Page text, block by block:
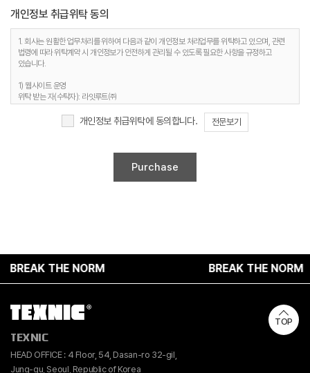
1) 문의사항 등록 시 수집항목
사용자 식별, 사용자 문의 대응, 제안·불만·AS처리 등의 민원처리, 공지사항 전달
2) 웹사이트 이용과정에서 자동 생성되어 수집되는 항목
접속빈도 파악 및 서비스 이용 통계 수집 등 사용자 서비스 이용 분석을 통한 안정적 서비스 운영
및 품질 향상
3. 개인정보 보유기간
정보주체 개인정보는 원칙적으로 개인정보의 수집 및 이용목적이 달성되면 지체 없이
파기합니다. 단, 다음의 정보에 대해서는 아래의 이유로 명시한 기간 동안 보존합니다.
1) 문의사항 등록 시 수집항목
보유 이유 : 사용자 식별, 사용자 문의 대응, 민원처리, 공지사항 전달
2) 웹사이트 이용과정에서 자동 생성되어 수집되는 항목
보유 이유 : 접속빈도 파악 및 서비스 이용 통계 수집
개인정보 취급위탁 동의
1. 회사는 원활한 업무처리를 위하여 다음과 같이 개인정보 처리업무를 위탁하고 있으며, 관련
법령에 따라 위탁계약 시 개인정보가 안전하게 관리될 수 있도록 필요한 사항을 규정하고
있습니다.
1) 웹사이트 운영
위탁 받는 자(수탁자): 라잇루트㈜
개인정보 보유 및 이용기간 : 명시된 보유기간 및 이유 종료 시까지
정보주체는 위와 같은 개인정보의 취급위탁을 거부할 수 있습니다. 다만 이러한 개인정보의
취급위탁에 동의하지 않을 경우에는 회원가입 및 진행업무와 관련한 정상적인 서비스 제공이
개인정보 취급위탁에 동의합니다. 전문보기
THE NORM BREAK THE NORM
TEXNIC
HEAD OFFICE : 4 Floor, 54, Dasan-ro 32-gil,
Jung-gu, Seoul, Republic of Korea
TOP